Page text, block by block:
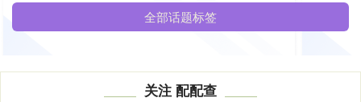
全部话题标签
关注 配配查